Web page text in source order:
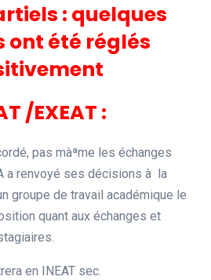
: quelques
ont été réglés
/EXEAT :
pas màªme les échanges
a renvoyé ses décisions à la
groupe de travail académique le
quant aux échanges et
en INEAT sec.